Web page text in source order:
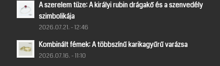
A szerelem tüze: A királyi rubin drágakő és a szenvedély
szimbolikája
2026.07.21. - 12:46
Kombinált fémek: A többszínű karikagyűrű varázsa
2026.07.16. - 11:10